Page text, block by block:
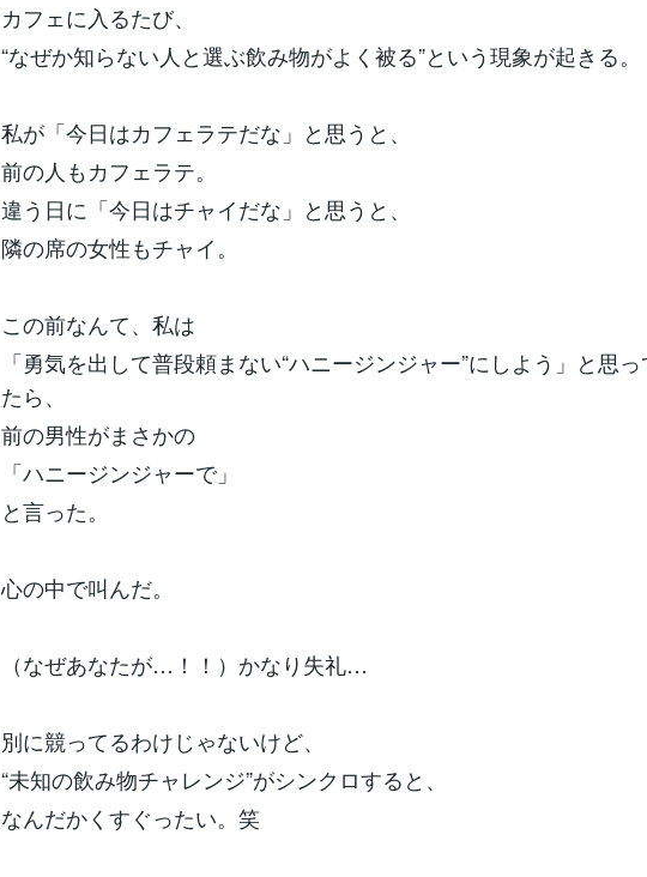
カフェに入るたび、
“なぜか知らない人と選ぶ飲み物がよく被る”という現象が起きる。
私が「今日はカフェラテだな」と思うと、
前の人もカフェラテ。
違う日に「今日はチャイだな」と思うと、
隣の席の女性もチャイ。
この前なんて、私は
「勇気を出して普段頼まない“ハニージンジャー”にしよう」と思
たら、
前の男性がまさかの
「ハニージンジャーで」
と言った。
心の中で叫んだ。
（なぜあなたが…！！）かなり失礼…
別に競ってるわけじゃないけど、
“未知の飲み物チャレンジ”がシンクロすると、
なんだかくすぐったい。笑